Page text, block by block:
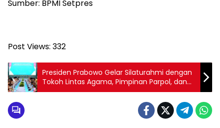
Sumber: BPMI Setpres
Post Views: 332
Presiden Prabowo Gelar Silaturahmi dengan
Tokoh Lintas Agama, Pimpinan Parpol, dan
Serikat Buruh di Istana Negara